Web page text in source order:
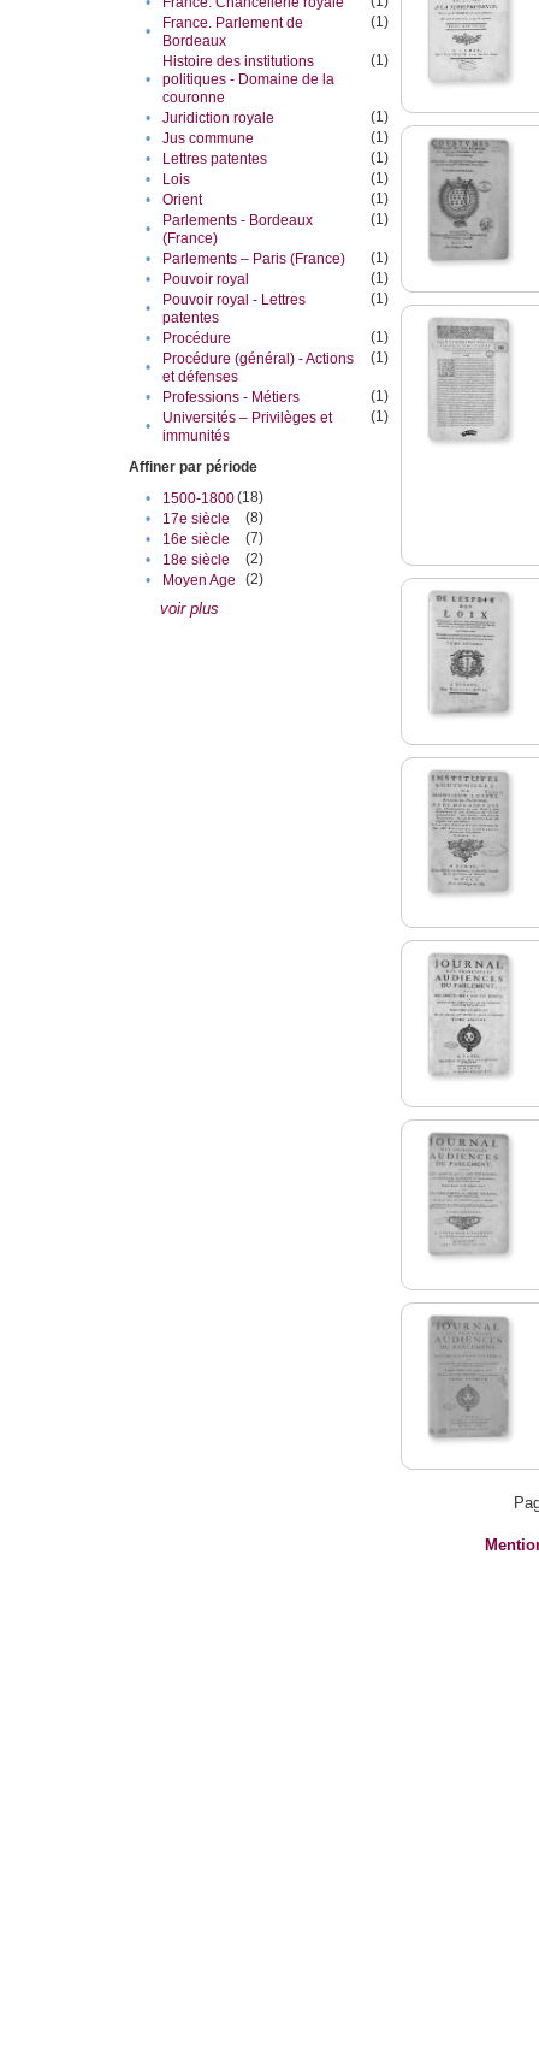
•
France. Parlement de
Bordeaux
(1)
•
Histoire des institutions
politiques - Domaine de la
couronne
(1)
• Juridiction royale
(1)
•
Jus commune
(1)
•
Lettres patentes
(1)
•
Lois
(1)
•
Orient
(1)
•
Parlements - Bordeaux
(France)
(1)
• Parlements – Paris (France)
(1)
•
Pouvoir royal
(1)
•
Pouvoir royal - Lettres
patentes
(1)
• Procédure
(1)
•
Procédure (général) - Actions
et défenses
(1)
• Professions - Métiers
(1)
•
Universités – Privilèges et
immunités
(1)
Affiner par période
•
1500-1800(18)
•
17e siècle
(8)
•
16e siècle
(7)
•
18e siècle
(2)
•
Moyen Age (2)
voir plus